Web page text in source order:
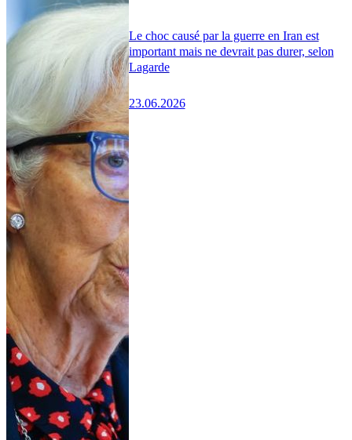
Le choc causé par la guerre en Iran est
important mais ne devrait pas durer, selon
Lagarde
23.06.2026